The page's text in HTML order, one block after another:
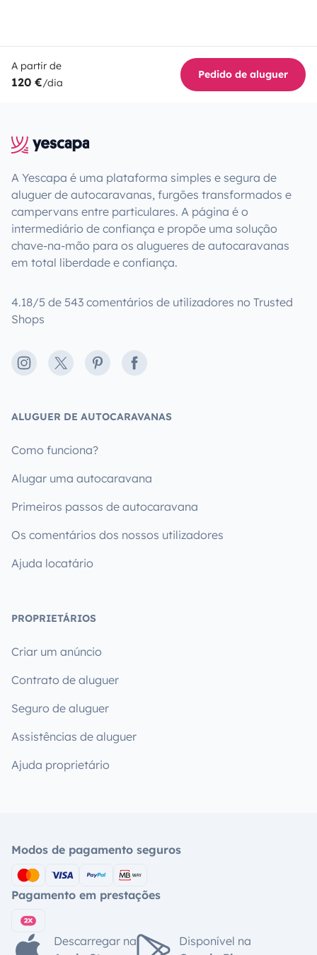
A partir de
120 €/dia
Pedido de aluguer
A Yescapa é uma plataforma simples e segura de
aluguer de autocaravanas, furgões transformados e
campervans entre particulares. A página é o
intermediário de confiança e propõe uma solução
chave-na-mão para os alugueres de autocaravanas
em total liberdade e confiança.
4.18/5 de 543 comentários de utilizadores no Trusted
Shops
Instagram
X PinterestFacebook
ALUGUER DE AUTOCARAVANAS
Como funciona?
Alugar uma autocaravana
Primeiros passos de autocaravana
Os comentários dos nossos utilizadores
Ajuda locatário
PROPRIETÁRIOS
Criar um anúncio
Contrato de aluguer
Seguro de aluguer
Assistências de aluguer
Ajuda proprietário
Modos de pagamento seguros
Pagamento em prestações
Descarregar na
Disponível na